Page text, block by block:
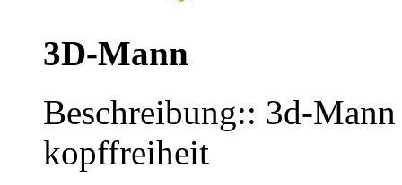
3D-Mann
Beschreibung:: 3d-
kopffreiheit